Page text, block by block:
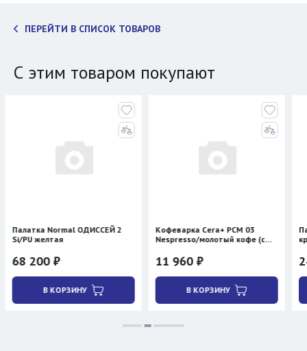
ПЕРЕЙТИ В СПИСОК ТОВАРОВ
С этим товаром покупают
2
Кофеварка Cera+ PCM 03
Nespresso/молотый кофе (с
В КОРЗИНУ
Палатка BTrace
красная
В КОРЗИНУ